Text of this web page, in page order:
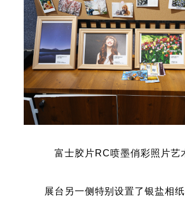
富士胶片RC喷墨俏彩照片艺
展台另一侧特别设置了银盐相纸